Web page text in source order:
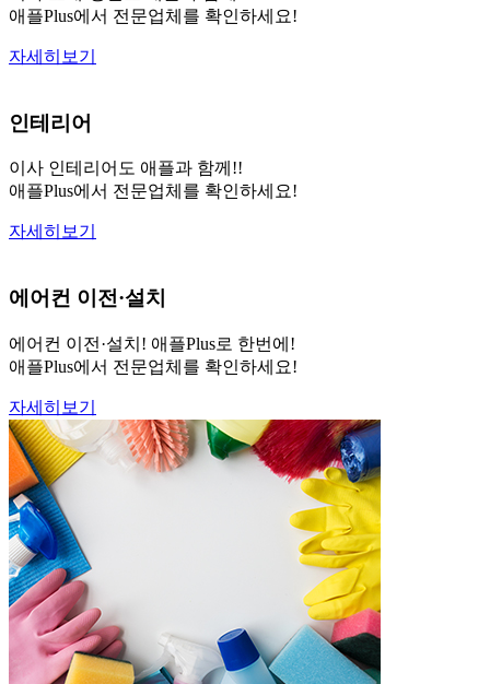
애플Plus에서 전문업체를 확인하세요!
자세히보기
인테리어
이사 인테리어도 애플과 함께!!
애플Plus에서 전문업체를 확인하세요!
자세히보기
에어컨 이전·설치
에어컨 이전·설치! 애플Plus로 한번에!
애플Plus에서 전문업체를 확인하세요!
자세히보기